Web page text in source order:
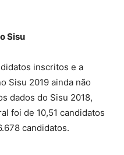
Sisu
inscritos e a
Sisu 2019 ainda não
dados do Sisu 2018,
foi de 10,51 candidatos
candidatos.